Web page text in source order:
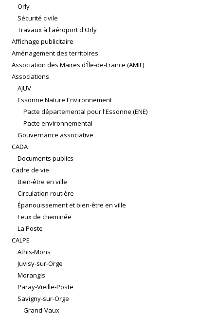
Orly
Sécurité civile
Travaux à l'aéroport d'Orly
Affichage publicitaire
Aménagement des territoires
Association des Maires d'Île-de-France (AMIF)
Associations
AJUV
Essonne Nature Environnement
Pacte départemental pour l'Essonne (ENE)
Pacte environnemental
Gouvernance associative
CADA
Documents publics
Cadre de vie
Bien-être en ville
Circulation routière
Épanouissement et bien-être en ville
Feux de cheminée
La Poste
CALPE
Athis-Mons
Juvisy-sur-Orge
Morangis
Paray-Vieille-Poste
Savigny-sur-Orge
Grand-Vaux